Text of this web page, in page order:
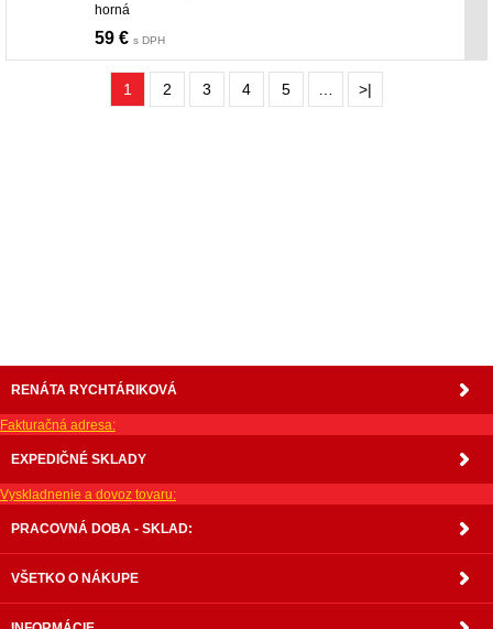
horná
59 € s DPH
1 2 3 4 5 >|
RENÁTA RYCHTÁRIKOVÁ
Fakturačná adresa:
EXPEDIČNÉ SKLADY
Vyskladnenie a dovoz tovaru:
PRACOVNÁ DOBA - SKLAD:
VŠETKO O NÁKUPE